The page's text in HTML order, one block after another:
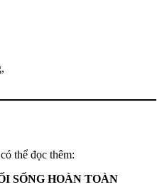
thể đọc thêm:
SỐNG HOÀN TOÀN